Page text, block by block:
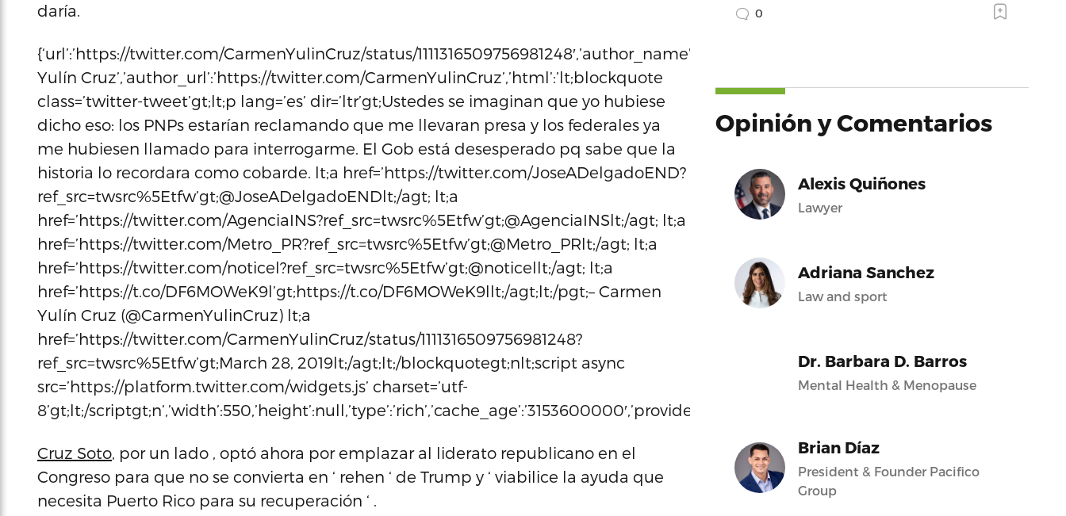
daría.
{‘url’:’https://twitter.com/CarmenYulinCruz/status/1111316509756981248′,’author_name’:’Carmen
Yulín Cruz’,’author_url’:’https://twitter.com/CarmenYulinCruz’,’html’:’lt;blockquote
class=’twitter-tweet’gt;lt;p lang=’es’ dir=’ltr’gt;Ustedes se imaginan que yo hubiese
dicho eso: los PNPs estarían reclamando que me llevaran presa y los federales ya
me hubiesen llamado para interrogarme. El Gob está desesperado pq sabe que la
historia lo recordara como cobarde. lt;a href=’https://twitter.com/JoseADelgadoEND?
ref_src=twsrc%5Etfw’gt;@JoseADelgadoENDlt;/agt; lt;a
href=’https://twitter.com/AgenciaINS?ref_src=twsrc%5Etfw’gt;@AgenciaINSlt;/agt; lt;a
href=’https://twitter.com/Metro_PR?ref_src=twsrc%5Etfw’gt;@Metro_PRlt;/agt; lt;a
href=’https://twitter.com/noticel?ref_src=twsrc%5Etfw’gt;@noticellt;/agt; lt;a
href=’https://t.co/DF6MOWeK9l’gt;https://t.co/DF6MOWeK9llt;/agt;lt;/pgt;– Carmen
Yulín Cruz (@CarmenYulinCruz) lt;a
href=’https://twitter.com/CarmenYulinCruz/status/1111316509756981248?
ref_src=twsrc%5Etfw’gt;March 28, 2019lt;/agt;lt;/blockquotegt;nlt;script async
src=’https://platform.twitter.com/widgets.js’ charset=’utf-
8’gt;lt;/scriptgt;n’,’width’:550,’height’:null,’type’:’rich’,’cache_age’:’3153600000′,’provider_name’:’Twitter’,’provider_url’:’https://
Cruz Soto, por un lado , optó ahora por emplazar al liderato republicano en el
Congreso para que no se convierta en ‘ rehen ‘ de Trump y ‘ viabilice la ayuda que
necesita Puerto Rico para su recuperación ‘ .
0
Opinión y Comentarios
Alexis Quiñones
Lawyer
Adriana Sanchez
Law and sport
Dr. Barbara D. Barros
Mental Health & Menopause
Brian Díaz
President & Founder Pacifico
Group